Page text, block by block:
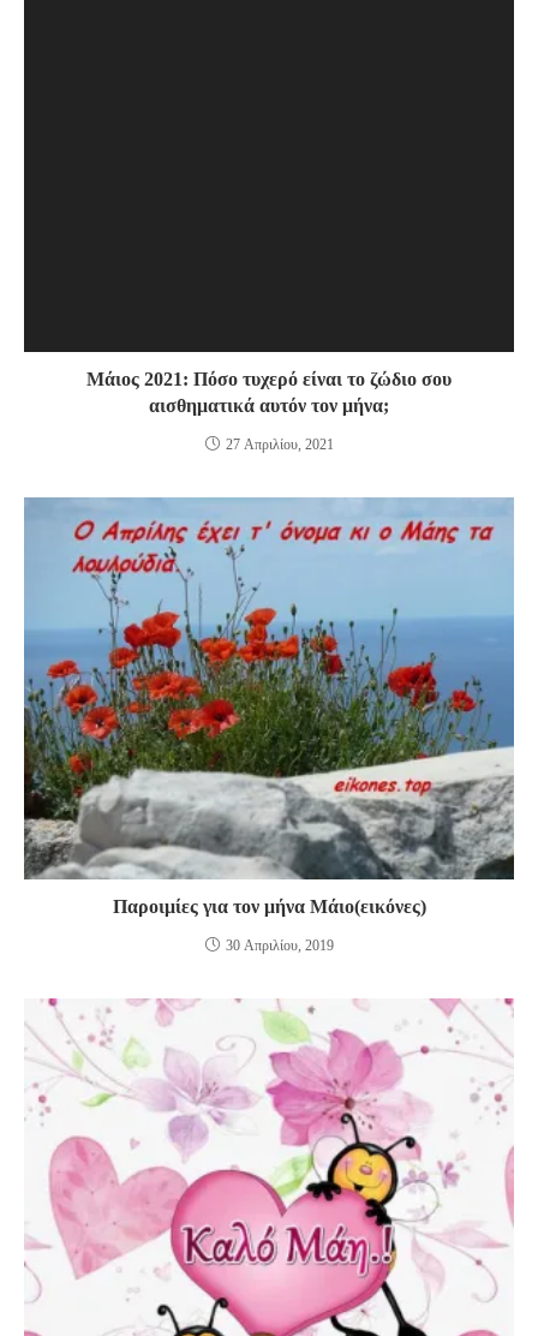
Μάιος 2021: Πόσο τυχερό είναι το ζώδιο σου
αισθηματικά αυτόν τον μήνα;
27 Απριλίου, 2021
Παροιμίες για τον μήνα Μάιο(εικόνες)
30 Απριλίου, 2019